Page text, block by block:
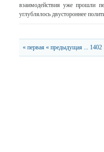
взаимодействия уже прошли
углублялось двустороннее
« первая « предыдущая ... 1402